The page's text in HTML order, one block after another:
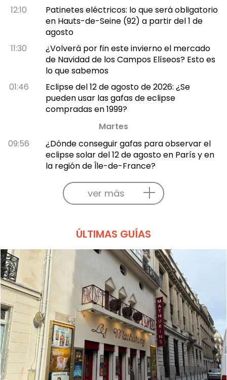
12:10
Patinetes eléctricos: lo que será obligatorio
en Hauts-de-Seine (92) a partir del 1 de
agosto
11:30
¿Volverá por fin este invierno el mercado
de Navidad de los Campos Elíseos? Esto es
lo que sabemos
01:46
Eclipse del 12 de agosto de 2026: ¿Se
pueden usar las gafas de eclipse
compradas en 1999?
Martes
09:56
¿Dónde conseguir gafas para observar el
eclipse solar del 12 de agosto en París y en
la región de Île-de-France?
ver más
ÚLTIMAS GUÍAS